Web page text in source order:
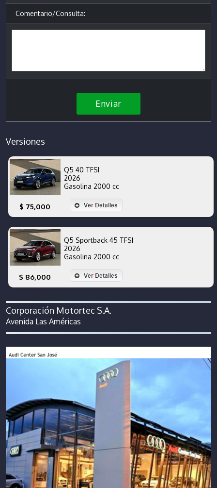
Comentario/Consulta:
Enviar
Versiones
$ 75,000
Q5 40 TFSI
2026
Gasolina 2000 cc
$ 86,000
Q5 Sportback 45 TFSI
2026
Gasolina 2000 cc
Corporación Motortec S.A.
Avenida Las Américas